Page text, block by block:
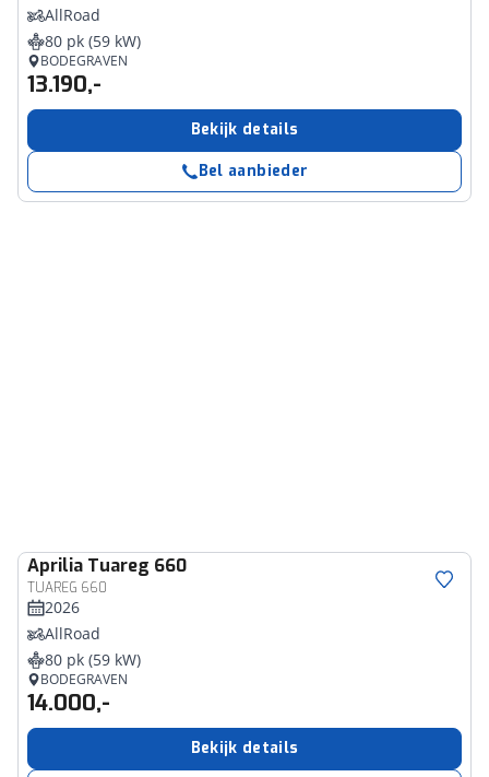
AllRoad
80 pk (59 kW)
BODEGRAVEN
13.190,-
Bekijk details
Bel aanbieder
Aprilia Tuareg 660
TUAREG 660
2026
AllRoad
80 pk (59 kW)
BODEGRAVEN
14.000,-
Bekijk details